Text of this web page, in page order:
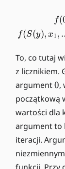
f(
f(S(y), x1,
To, co tutaj
z licznikiem.
argument0
0,
początkową
wartości dla
argument to
iteracji.